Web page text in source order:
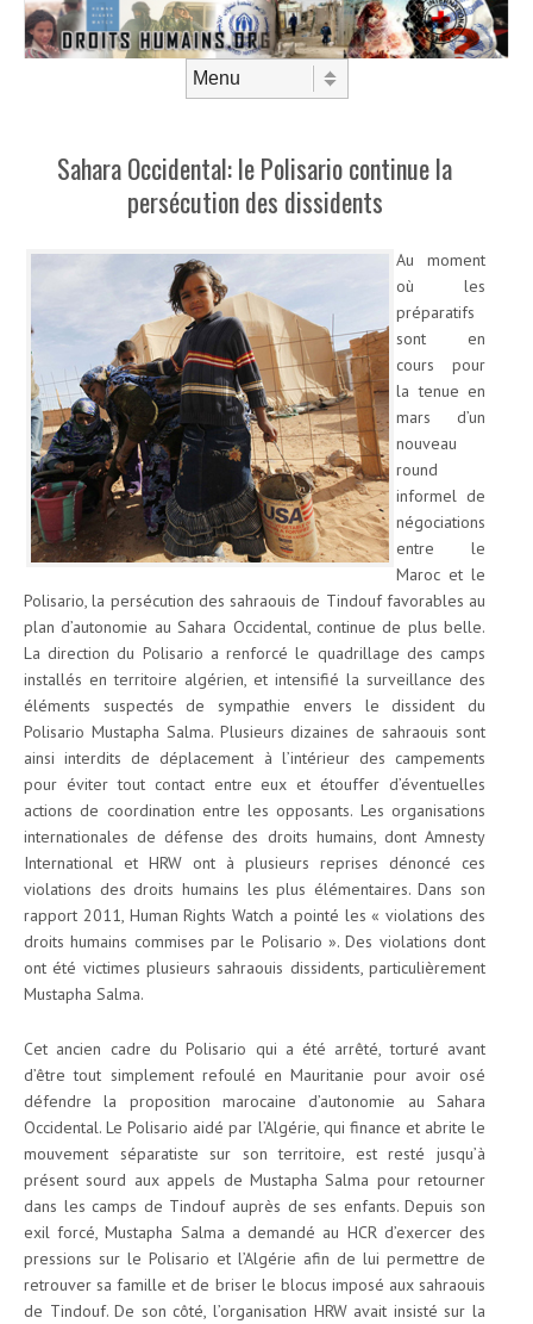
Sahara Occidental: le Polisario continue la
persécution des dissidents
Au moment
où les
préparatifs
sont en
cours pour
la tenue en
mars d’un
nouveau
round
informel de
négociations
entre le
Maroc et le
Polisario, la persécution des sahraouis de Tindouf favorables au
plan d’autonomie au Sahara Occidental, continue de plus belle.
La direction du Polisario a renforcé le quadrillage des camps
installés en territoire algérien, et intensifié la surveillance des
éléments suspectés de sympathie envers le dissident du
Polisario Mustapha Salma. Plusieurs dizaines de sahraouis sont
ainsi interdits de déplacement à l’intérieur des campements
pour éviter tout contact entre eux et étouffer d’éventuelles
actions de coordination entre les opposants. Les organisations
internationales de défense des droits humains, dont Amnesty
International et HRW ont à plusieurs reprises dénoncé ces
violations des droits humains les plus élémentaires. Dans son
rapport 2011, Human Rights Watch a pointé les « violations des
droits humains commises par le Polisario ». Des violations dont
ont été victimes plusieurs sahraouis dissidents, particulièrement
Mustapha Salma.
Cet ancien cadre du Polisario qui a été arrêté, torturé avant
d’être tout simplement refoulé en Mauritanie pour avoir osé
défendre la proposition marocaine d’autonomie au Sahara
Occidental. Le Polisario aidé par l’Algérie, qui finance et abrite le
mouvement séparatiste sur son territoire, est resté jusqu’à
présent sourd aux appels de Mustapha Salma pour retourner
dans les camps de Tindouf auprès de ses enfants. Depuis son
exil forcé, Mustapha Salma a demandé au HCR d’exercer des
pressions sur le Polisario et l’Algérie afin de lui permettre de
retrouver sa famille et de briser le blocus imposé aux sahraouis
de Tindouf. De son côté, l’organisation HRW avait insisté sur la